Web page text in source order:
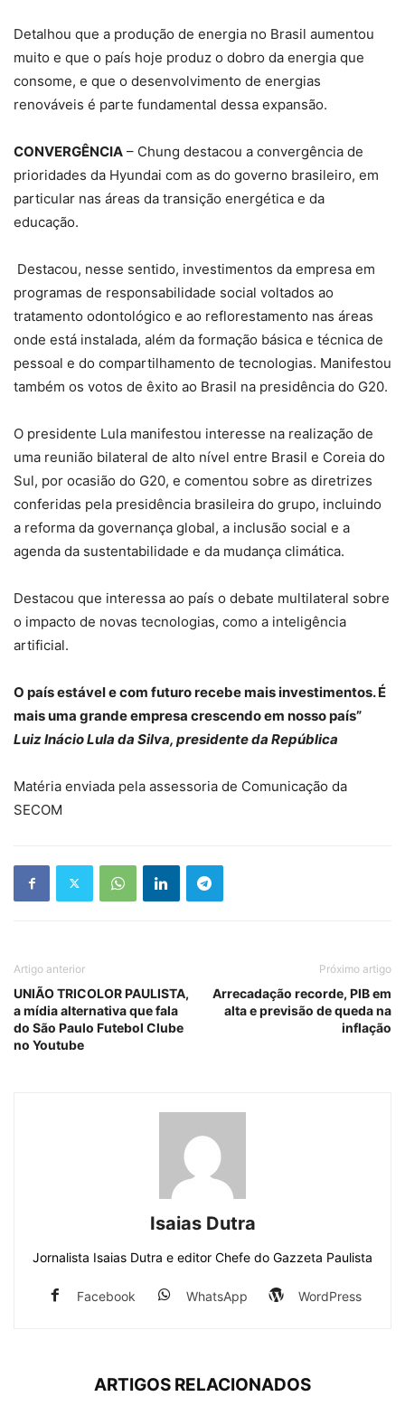
Detalhou que a produção de energia no Brasil aumentou
muito e que o país hoje produz o dobro da energia que
consome, e que o desenvolvimento de energias
renováveis é parte fundamental dessa expansão.
CONVERGÊNCIA – Chung destacou a convergência de
prioridades da Hyundai com as do governo brasileiro, em
particular nas áreas da transição energética e da
educação.
Destacou, nesse sentido, investimentos da empresa em
programas de responsabilidade social voltados ao
tratamento odontológico e ao reflorestamento nas áreas
onde está instalada, além da formação básica e técnica de
pessoal e do compartilhamento de tecnologias. Manifestou
também os votos de êxito ao Brasil na presidência do G20.
O presidente Lula manifestou interesse na realização de
uma reunião bilateral de alto nível entre Brasil e Coreia do
Sul, por ocasião do G20, e comentou sobre as diretrizes
conferidas pela presidência brasileira do grupo, incluindo
a reforma da governança global, a inclusão social e a
agenda da sustentabilidade e da mudança climática.
Destacou que interessa ao país o debate multilateral sobre
o impacto de novas tecnologias, como a inteligência
artificial.
O país estável e com futuro recebe mais investimentos. É
mais uma grande empresa crescendo em nosso país”
Luiz Inácio Lula da Silva, presidente da República
Matéria enviada pela assessoria de Comunicação da
SECOM
Artigo anterior
UNIÃO TRICOLOR PAULISTA,
a mídia alternativa que fala
do São Paulo Futebol Clube
no Youtube
Próximo artigo
Arrecadação recorde, PIB em
alta e previsão de queda na
inflação
Isaias Dutra
Jornalista Isaias Dutra e editor Chefe do Gazzeta Paulista
Facebook WhatsApp WordPress
ARTIGOS RELACIONADOS